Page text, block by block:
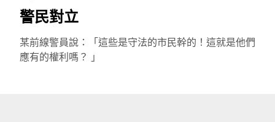
警民對立
某前線警員說：「這些是守法的市民幹的！這就是他們
應有的權利嗎？ 」